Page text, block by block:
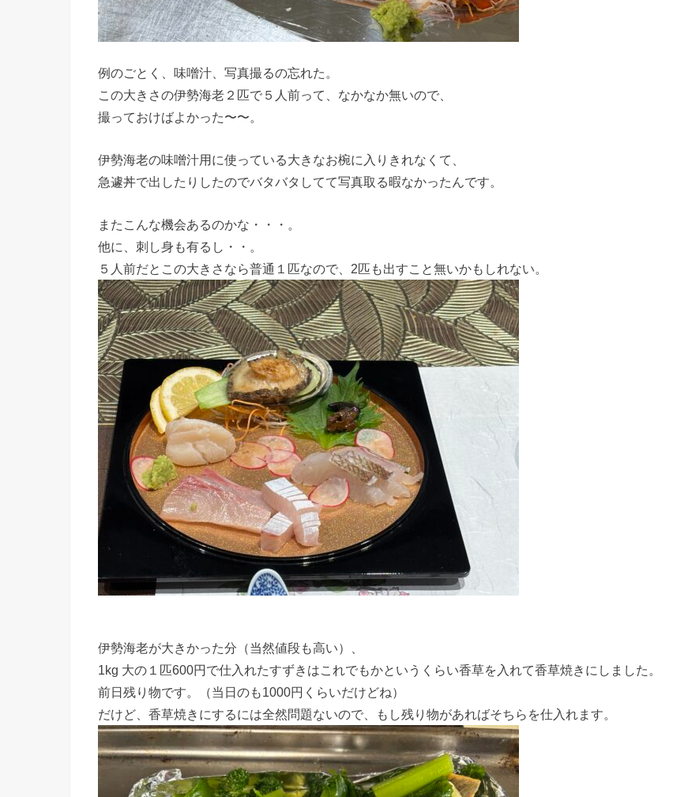
例のごとく、味噌汁、写真撮るの忘れた。
この大きさの伊勢海老２匹で５人前って、なかなか無いので、
撮っておけばよかった〜〜。
伊勢海老の味噌汁用に使っている大きなお椀に入りきれなくて、
急遽丼で出したりしたのでバタバタしてて写真取る暇なかったんです。
またこんな機会あるのかな・・・。
他に、刺し身も有るし・・。
５人前だとこの大きさなら普通１匹なので、2匹も出すこと無いかもしれない。
伊勢海老が大きかった分（当然値段も高い）、
1kg 大の１匹600円で仕入れたすずきはこれでもかというくらい香草を入れて香草焼きにしました。
前日残り物です。（当日のも1000円くらいだけどね）
だけど、香草焼きにするには全然問題ないので、もし残り物があればそちらを仕入れます。